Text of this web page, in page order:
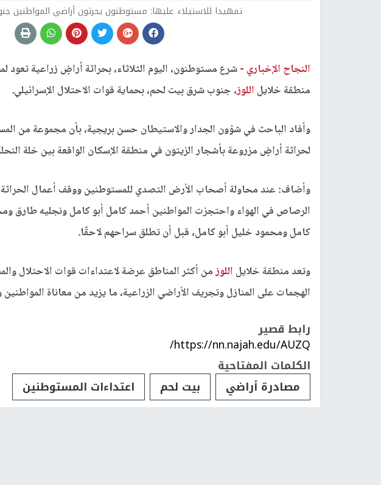
تمهيدا للاستيلاء عليها: مستوطنون يحرثون أراضي المواطنين
النجاح الإخباري -شرع مستوطنون، اليوم الثلاثاء، بحراثة أراضٍ زراعية تعود
منطقة خلايل اللوز، جنوب شرق بيت لحم، بحماية قوات الاحتلال الإسرائيلي.
وأفاد الباحث في شؤون الجدار والاستيطان حسن بريجية، بأن مجموعة من
لحراثة أراضٍ مزروعة بأشجار الزيتون في منطقة الإسكان الواقعة بين خلة
وأضاف: عند محاولة أصحاب الأرض التصدي للمستوطنين ووقف أعمال
الرصاص في الهواء واحتجزت المواطنين أحمد كامل أبو كامل ونجليه طارق
كامل ومحمود خليل أبو كامل، قبل أن تطلق سراحهم لاحقًا.
وتعد منطقة خلايل اللوزمن أكثر المناطق عرضة لاعتداءات قوات الاحتلال
الهجمات على المنازل وتجريف الأراضي الزراعية، ما يزيد من معاناة
رابط قصير
https://nn.najah.edu/AUZQ/
الكلمات المفتاحية
مصادرة أراضي
بيت لحم اعتداءات المستوطنين